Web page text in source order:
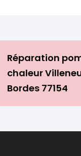
Réparation
chaleur
Bordes 77154